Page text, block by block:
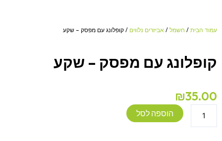
עמוד הבית / חשמל / אביזרים נלווים / קופלונג עם מפסק – שקע
קופלונג עם מפסק – שקע
₪35.00
הוספה לסל